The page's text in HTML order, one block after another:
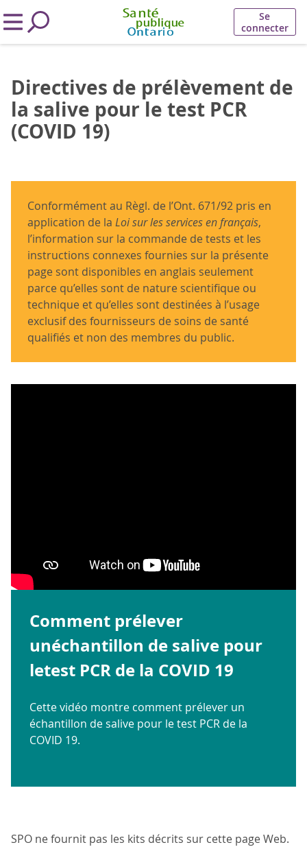
Se
connecter
Directives de prélèvement de
la salive pour le test PCR
(COVID 19)
Conformément au Règl. de l’Ont. 671/92 pris en
application de la Loi sur les services en français,
l’information sur la commande de tests et les
instructions connexes fournies sur la présente
page sont disponibles en anglais seulement
parce qu’elles sont de nature scientifique ou
technique et qu’elles sont destinées à l’usage
exclusif des fournisseurs de soins de santé
qualifiés et non des membres du public.
Comment prélever
unéchantillon de salive pour
letest PCR de la COVID 19
Cette vidéo montre comment prélever un
échantillon de salive pour le test PCR de la
COVID 19.
SPO ne fournit pas les kits décrits sur cette page Web.